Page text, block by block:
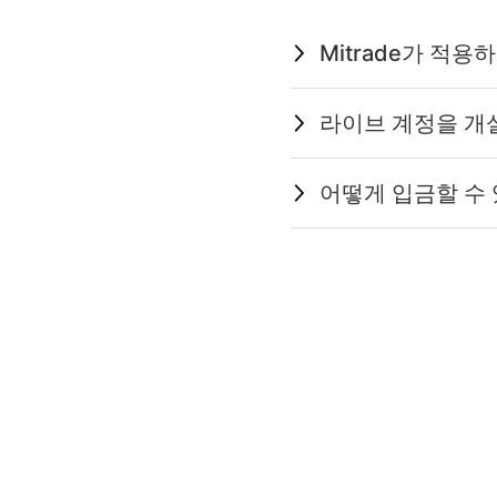
Mitrade가 적용
라이브 계정을 개
어떻게 입금할 수